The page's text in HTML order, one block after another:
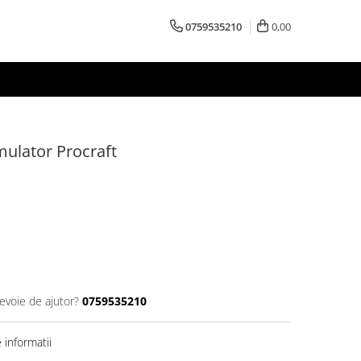
0759535210 0,00
Procraft
de ajutor? 0759535210
informatii